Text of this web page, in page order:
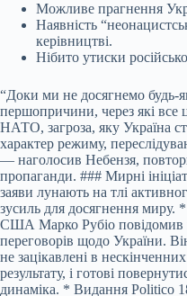
Можливе прагнення
Наявність
керівництві.
Нібито утиски
“Доки ми не досягнемо будь-
першопричини, через які
НАТО, загроза, яку Україна
характер режиму,
— наголосив Небензя,
пропаганди. ### Мирні
заяви лунають на тлі
зусиль для досягнення миру.
США Марко Рубіо повідомив
переговорів щодо України.
не зацікавлені в
результату, і готові
динаміка. * Видання Politico